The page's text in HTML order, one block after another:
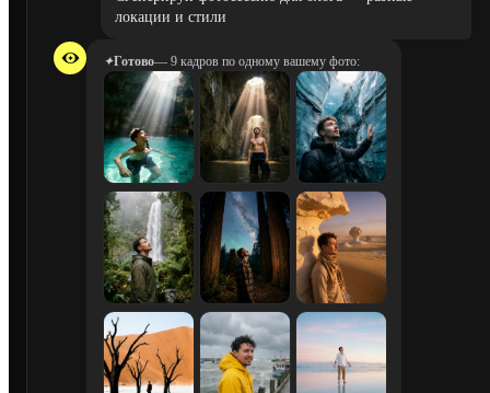
локации и стили
✦Готово— 9 кадров по одному вашему фото: